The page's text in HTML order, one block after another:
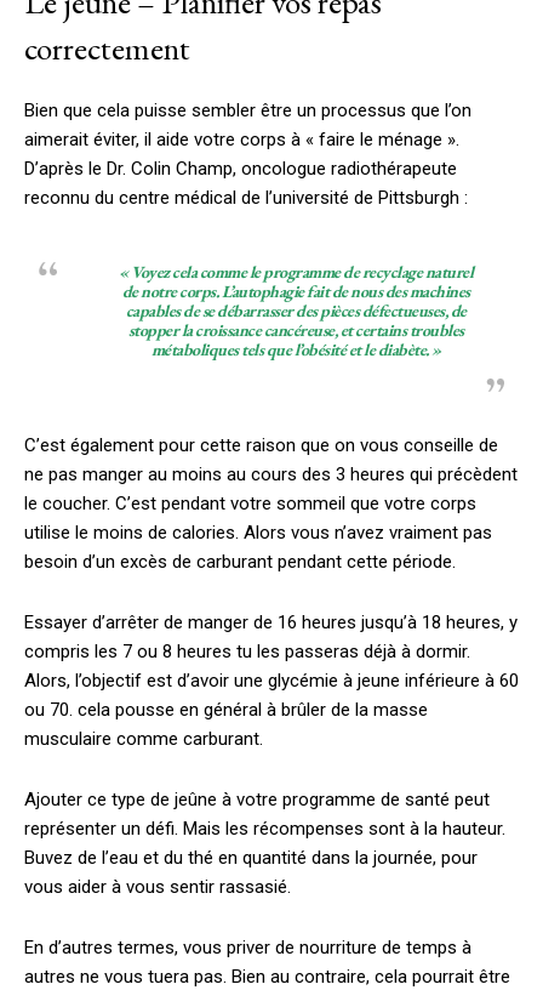
correctement
Bien que cela puisse sembler être un processus que l’on
aimerait éviter, il aide votre corps à « faire le ménage ».
D’après le Dr. Colin Champ, oncologue radiothérapeute
reconnu du centre médical de l’université de Pittsburgh :
« Voyez cela comme le programme de recyclage naturel
de notre corps. L’autophagie fait de nous des machines
capables de se débarrasser des pièces défectueuses, de
stopper la croissance cancéreuse, et certains troubles
métaboliques tels que l’obésité et le diabète. »
C’est également pour cette raison que on vous conseille de
ne pas manger au moins au cours des 3 heures qui précèdent
le coucher. C’est pendant votre sommeil que votre corps
utilise le moins de calories. Alors vous n’avez vraiment pas
besoin d’un excès de carburant pendant cette période.
Essayer d’arrêter de manger de 16 heures jusqu’à 18 heures, y
compris les 7 ou 8 heures tu les passeras déjà à dormir.
Alors, l’objectif est d’avoir une glycémie à jeune inférieure à 60
ou 70. cela pousse en général à brûler de la masse
musculaire comme carburant.
Ajouter ce type de jeûne à votre programme de santé peut
représenter un défi. Mais les récompenses sont à la hauteur.
Buvez de l’eau et du thé en quantité dans la journée, pour
vous aider à vous sentir rassasié.
En d’autres termes, vous priver de nourriture de temps à
autres ne vous tuera pas. Bien au contraire, cela pourrait être